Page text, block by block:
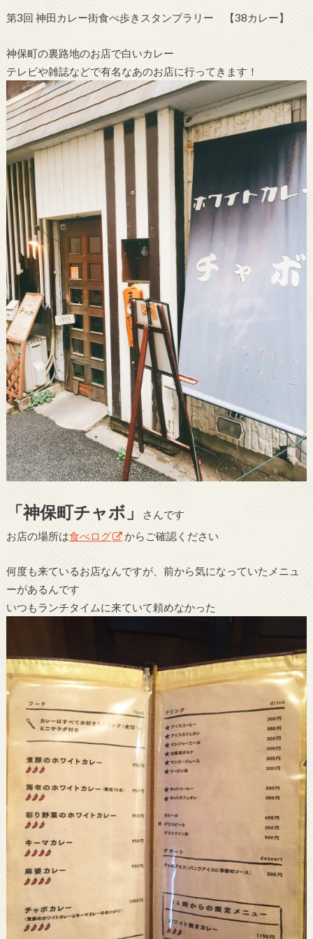
第3回 神田カレー街食べ歩きスタンプラリー 【38カレー】
神保町の裏路地のお店で白いカレー
テレビや雑誌などで有名なあのお店に行ってきます！
「神保町チャボ」
さんです
お店の場所は食べログ からご確認ください
何度も来ているお店なんですが、前から気になっていたメニュ
ーがあるんです
いつもランチタイムに来ていて頼めなかった